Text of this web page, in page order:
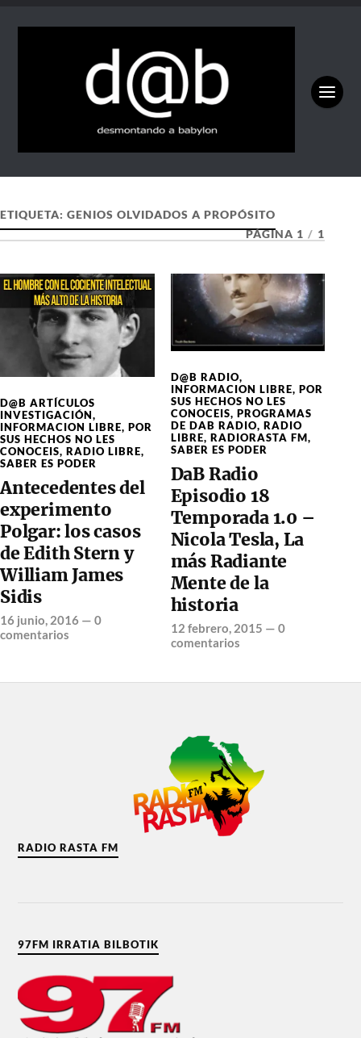
ETIQUETA: GENIOS OLVIDADOS A PROPÓSITO
PÁGINA 1 / 1
D@B ARTÍCULOS
INVESTIGACIÓN,
INFORMACION LIBRE, POR
SUS HECHOS NO LES
CONOCEIS, RADIO LIBRE,
SABER ES PODER
Antecedentes del
experimento
Polgar: los casos
de Edith Stern y
William James
Sidis
16 junio, 2016 — 0
comentarios
D@B RADIO,
INFORMACION LIBRE, POR
SUS HECHOS NO LES
CONOCEIS, PROGRAMAS
DE DAB RADIO, RADIO
LIBRE, RADIORASTA FM,
SABER ES PODER
DaB Radio
Episodio 18
Temporada 1.0 –
Nicola Tesla, La
más Radiante
Mente de la
historia
12 febrero, 2015 — 0
comentarios
RADIO RASTA FM
97FM IRRATIA BILBOTIK